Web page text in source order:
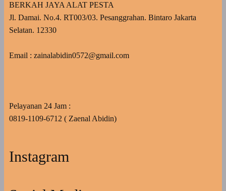
BERKAH JAYA ALAT PESTA
Jl. Damai. No.4. RT003/03. Pesanggrahan. Bintaro Jakarta
Selatan. 12330
Email : zainalabidin0572@gmail.com
Pelayanan 24 Jam :
0819-1109-6712 ( Zaenal Abidin)
Instagram